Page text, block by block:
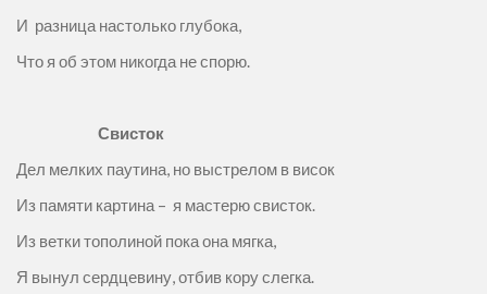
И разница настолько глубока,
Что я об этом никогда не спорю.
Свисток
Дел мелких паутина, но выстрелом в висок
Из памяти картина – я мастерю свисток.
Из ветки тополиной пока она мягка,
Я вынул сердцевину, отбив кору слегка.